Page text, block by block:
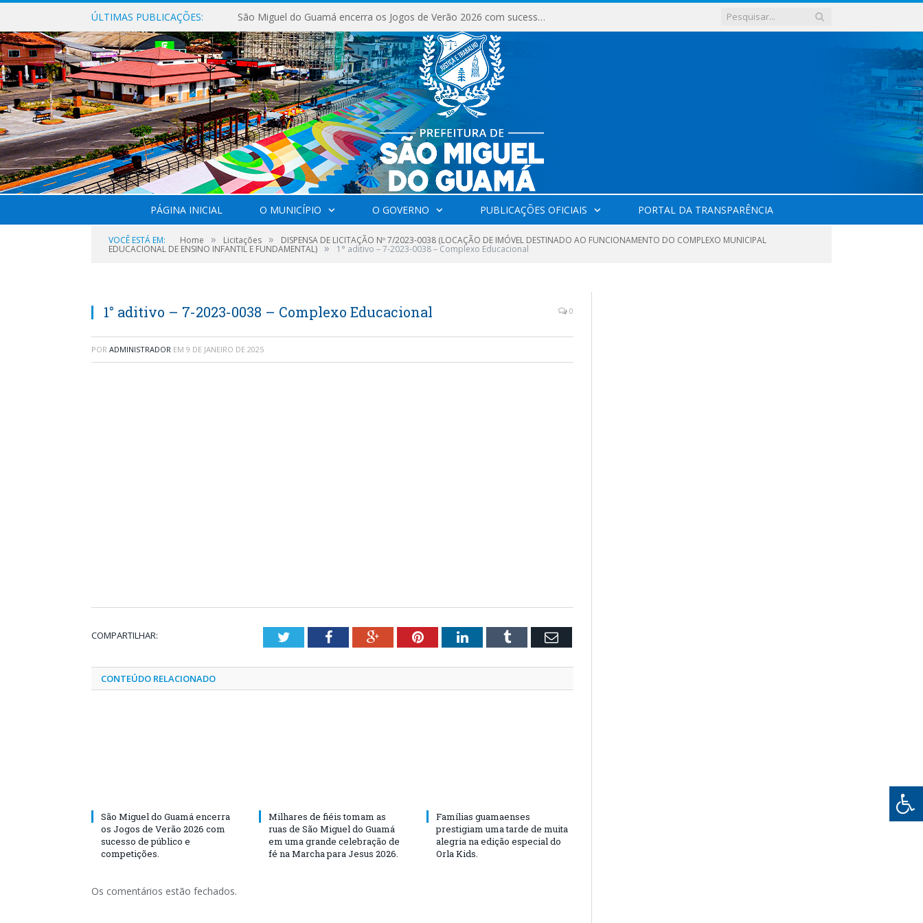
ÚLTIMAS PUBLICAÇÕES: São Miguel do Guamá encerra os Jogos de Verão 2026 com sucesso de público e competições.
PÁGINA INICIAL O MUNICÍPIO O GOVERNO PUBLICAÇÕES OFICIAIS PORTAL DA TRANSPARÊNCIA
VOCÊ ESTÁ EM: Home » Licitações » DISPENSA DE LICITAÇÃO Nº 7/2023-0038 (LOCAÇÃO DE IMÓVEL DESTINADO AO FUNCIONAMENTO DO COMPLEXO MUNICIPAL
EDUCACIONAL DE ENSINO INFANTIL E FUNDAMENTAL) » 1° aditivo – 7-2023-0038 – Complexo Educacional
1° aditivo – 7-2023-0038 – Complexo Educacional 0
POR ADMINISTRADOR EM 9 DE JANEIRO DE 2025
COMPARTILHAR: TwitterFacebookGoogle+PinterestLinkedInTumblr Email
CONTEÚDO RELACIONADO
São Miguel do Guamá encerra
os Jogos de Verão 2026 com
sucesso de público e
competições.
Milhares de fiéis tomam as
ruas de São Miguel do Guamá
em uma grande celebração de
fé na Marcha para Jesus 2026.
Famílias guamaenses
prestigiam uma tarde de muita
alegria na edição especial do
Orla Kids.
Os comentários estão fechados.